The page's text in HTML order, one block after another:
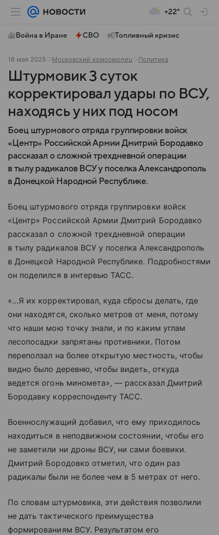
+22°
Война в Иране СВО Топливный кризис
18 мая 2025 Московский комсомолец Политика
Штурмовик 3 суток
корректировал удары по ВСУ,
находясь у них под носом
Боец штурмового отряда группировки войск
«Центр» Российской Армии Дмитрий Бородавко
рассказал о сложной трехдневной операции
в тылу радикалов ВСУ у поселка Александрополь
в Донецкой Народной Республике.
Боец штурмового отряда группировки войск
«Центр» Российской Армии Дмитрий Бородавко
рассказал о сложной трехдневной операции
в тылу радикалов ВСУ у поселка Александрополь
в Донецкой Народной Республике. Подробностями
он поделился в интервью ТАСС.
«…Я их корректировал, куда сбросы делать, где
они находятся, сколько метров от меня, потому
что наши мою точку знали, и по каким углам
лесопосадки запрятаны противники. Потом
переползал на более открытую местность, чтобы
видно было деревню, чтобы видеть, откуда
ведется огонь миномета», — рассказал Дмитрий
Бородавку корреспонденту ТАСС.
Военнослужащий добавил, что ему приходилось
находиться в неподвижном состоянии, чтобы его
не заметили ни дроны ВСУ, ни сами боевики.
Дмитрий Бородовко отметил, что один раз
радикалы были не более чем в 5 метрах от него.
По словам штурмовика, эти действия позволили
не дать тактического преимущества
формированиям ВСУ. Результатом его